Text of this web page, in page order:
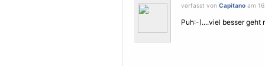
verfasst von Capitano am
Puh:-)....viel besser